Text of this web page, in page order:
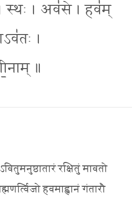
। स्थः । अव॑से । हव॑म्
।
॥
रक्षितुं मावतो
हवमाह्वानं गंतारौ